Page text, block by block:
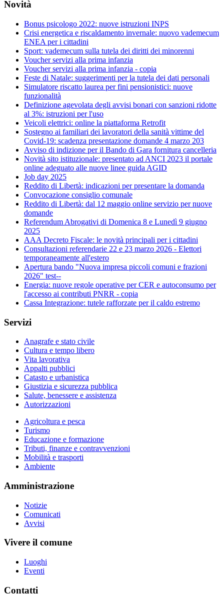
Novità
Bonus psicologo 2022: nuove istruzioni INPS
Crisi energetica e riscaldamento invernale: nuovo vademecum
ENEA per i cittadini
Sport: vademecum sulla tutela dei diritti dei minorenni
Voucher servizi alla prima infanzia
Voucher servizi alla prima infanzia - copia
Feste di Natale: suggerimenti per la tutela dei dati personali
Simulatore riscatto laurea per fini pensionistici: nuove
funzionalità
Definizione agevolata degli avvisi bonari con sanzioni ridotte
al 3%: istruzioni per l'uso
Veicoli elettrici: online la piattaforma Retrofit
Sostegno ai familiari dei lavoratori della sanità vittime del
Covid-19: scadenza presentazione domande 4 marzo 203
Avviso di indizione per il Bando di Gara fornitura cancelleria
Novità sito istituzionale: presentato ad ANCI 2023 il portale
online adeguato alle nuove linee guida AGID
Job day 2025
Reddito di Libertà: indicazioni per presentare la domanda
Convocazione consiglio comunale
Reddito di Libertà: dal 12 maggio online servizio per nuove
domande
Referendum Abrogativi di Domenica 8 e Lunedì 9 giugno
2025
AAA Decreto Fiscale: le novità principali per i cittadini
Consultazioni referendarie 22 e 23 marzo 2026 - Elettori
temporaneamente all'estero
Apertura bando "Nuova impresa piccoli comuni e frazioni
2026" test--
Energia: nuove regole operative per CER e autoconsumo per
l'accesso ai contributi PNRR - copia
Cassa Integrazione: tutele rafforzate per il caldo estremo
Servizi
Anagrafe e stato civile
Cultura e tempo libero
Vita lavorativa
Appalti pubblici
Catasto e urbanistica
Giustizia e sicurezza pubblica
Salute, benessere e assistenza
Autorizzazioni
Agricoltura e pesca
Turismo
Educazione e formazione
Tributi, finanze e contravvenzioni
Mobilità e trasporti
Ambiente
Amministrazione
Notizie
Comunicati
Avvisi
Vivere il comune
Luoghi
Eventi
Contatti